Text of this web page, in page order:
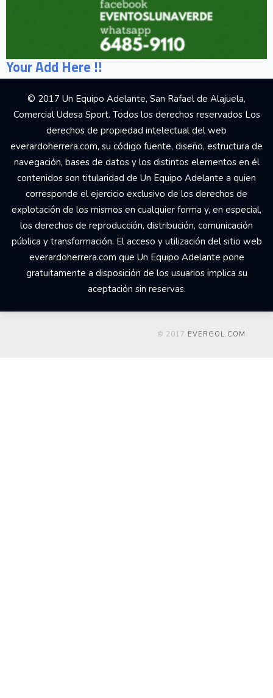
Your Add Here !!
© 2017 Un Equipo Adelante, San Rafael de Alajuela,
Comercial Udesa Sport. Todos los derechos reservados Los
derechos de propiedad intelectual del web
everardoherrera.com, su código fuente, diseño, estructura de
navegación, bases de datos y los distintos elementos en él
contenidos son titularidad de Un Equipo Adelante a quien
corresponde el ejercicio exclusivo de los derechos de
explotación de los mismos en cualquier forma y, en especial,
los derechos de reproducción, distribución, comunicación
pública y transformación. El acceso y utilización del sitio web
everardoherrera.com que Un Equipo Adelante pone
gratuitamente a disposición de los usuarios implica su
aceptación sin reservas.
© 2017 EVERGOL.COM